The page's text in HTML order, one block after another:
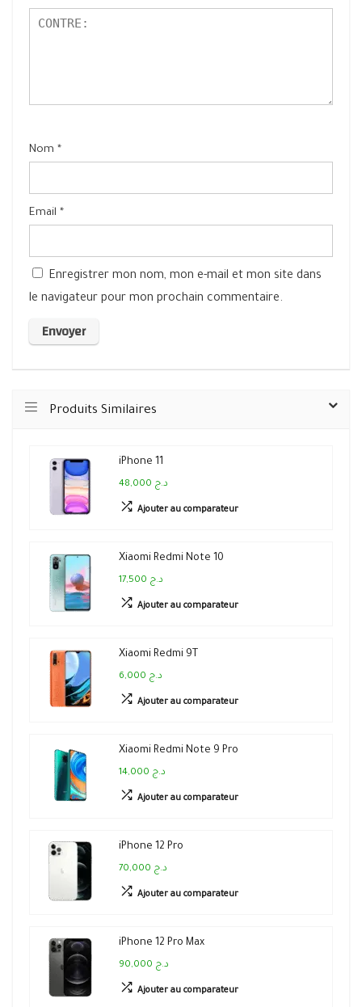
Nom *
Email *
Enregistrer mon nom, mon e-mail et mon site dans
le navigateur pour mon prochain commentaire.
Produits Similaires
iPhone 11
48,000 د.ج
Ajouter au comparateur
Xiaomi Redmi Note 10
17,500 د.ج
Ajouter au comparateur
Xiaomi Redmi 9T
6,000 د.ج
Ajouter au comparateur
Xiaomi Redmi Note 9 Pro
14,000 د.ج
Ajouter au comparateur
iPhone 12 Pro
70,000 د.ج
Ajouter au comparateur
iPhone 12 Pro Max
90,000 د.ج
Ajouter au comparateur